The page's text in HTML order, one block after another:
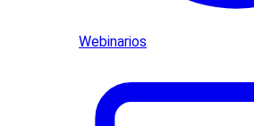
Webinarios